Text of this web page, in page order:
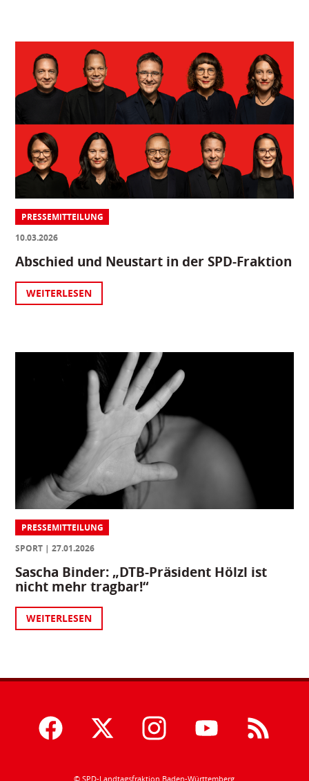
PRESSEMITTEILUNG
10.03.2026
Abschied und Neustart in der SPD-Fraktion
WEITERLESEN
PRESSEMITTEILUNG
SPORT
27.01.2026
Sascha Binder: „DTB-Präsident Hölzl ist
nicht mehr tragbar!“
WEITERLESEN